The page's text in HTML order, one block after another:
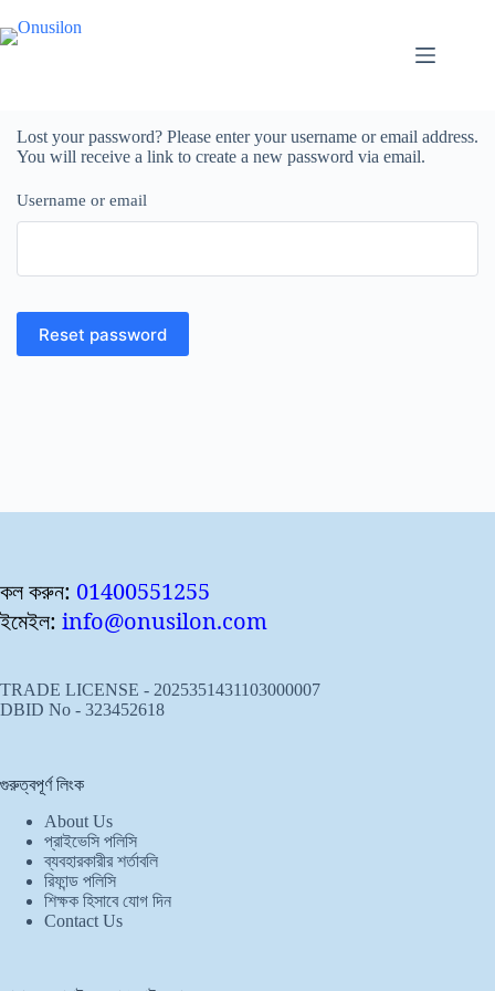
to
content
Lost your password? Please enter your username or email address.
You will receive a link to create a new password via email.
Username or email
Reset password
কল করুন: 01400551255
ইমেইল: info@onusilon.com
TRADE LICENSE - 2025351431103000007
DBID No - 323452618
গুরুত্বপূর্ণ লিংক
About Us
প্রাইভেসি পলিসি
ব্যবহারকারীর শর্তাবলি
রিফান্ড পলিসি
শিক্ষক হিসাবে যোগ দিন
Contact Us